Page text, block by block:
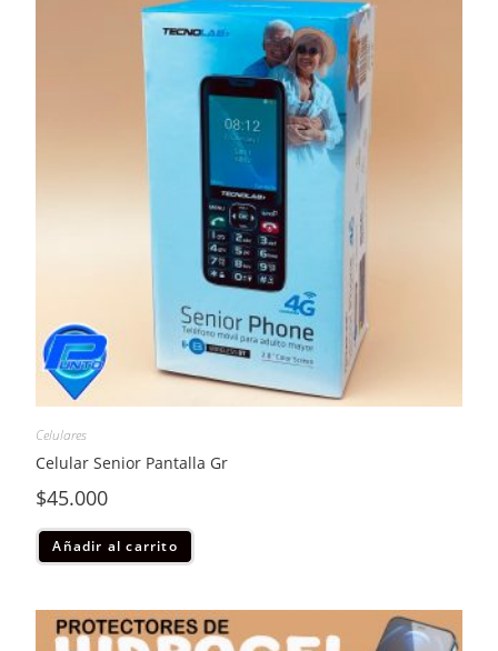
Celulares
Celular Senior Pantalla Gr
$45.000
Añadir al carrito